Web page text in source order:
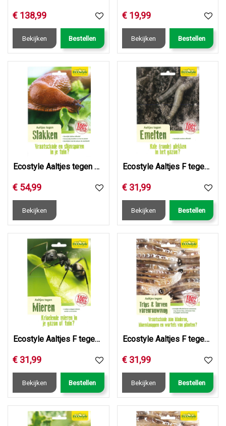
€ 138,99
Bekijken Bestellen
€ 19,99
Bekijken Bestellen
Ecostyle Aaltjes tegen slakken 24 mln/80 m2
€ 54,99
Bekijken
Ecostyle Aaltjes F tegen emelten 25 mln/50 m2
€ 31,99
Bekijken Bestellen
Ecostyle Aaltjes F tegen mieren 25 mln/50 m2/25 nest
€ 31,99
Bekijken Bestellen
Ecostyle Aaltjes F tegen larven trips 25 mln / ca. 50m2/ 25…
€ 31,99
Bekijken Bestellen